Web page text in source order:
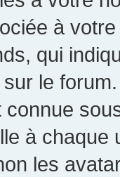
à
qui
le
à chaque
les